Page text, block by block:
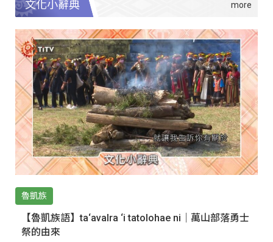
文化小辭典
魯凱族
【魯凱族語】ta‘avalra ‘i tatolohae ni｜萬山部落勇士
祭的由來